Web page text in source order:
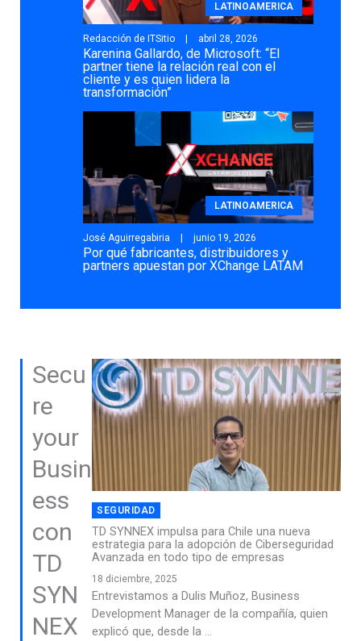
LATINOAMERICA
Redacción de ITSitio abril 28, 2026
Karenina Gallardo, de Microsoft: “El
partner tiene la relación real con el
cliente y es quien lidera la
transformación”
LATINOAMERICA
José Aguirregabiria junio 19, 2026
Por qué fabricantes, distribuidores y
partners apuestan por XChange LATAM
Secu
re
your
Busin
ess
con
TD
SYN
NEX
SEGURIDAD
TD SYNNEX impulsa para Chile una nueva
estrategia para la adopción de Ciberseguridad
Avanzada en todo tipo de empresas
18 diciembre, 2025
Entrevistamos a Dulis Muñoz, Business
Development Manager de la compañía, quien
explicó que, desde la ...